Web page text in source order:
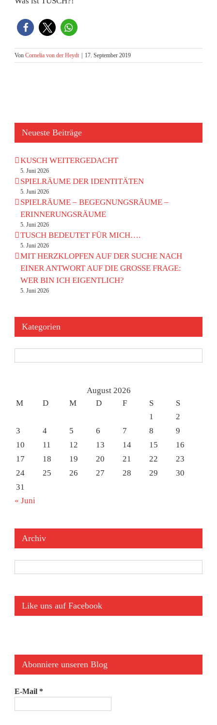
Von Cornelia von der Heydt 17. September 2019
Neueste Beiträge
KUSCH WEITERGEDACHT
5. Juni 2026
SPIELRÄUME DER IDENTITÄTEN
5. Juni 2026
SPIELRÄUME – BEGEGNUNGSRÄUME –
ERINNERUNGSRÄUME
5. Juni 2026
TUSCH BEDEUTET FÜR MICH….
5. Juni 2026
MIT HERZKLOPFEN AUF DER SUCHE NACH
EINER ANTWORT AUF DIE GROSSE FRAGE:
WER BIN ICH EIGENTLICH?
5. Juni 2026
Kategorien
August 2026
M
D M D F S
S
1
2
3
4 5 6 7 8
9
10
11 12 13 14 15
16
17
18 19 20 21 22
23
24
25 26 27 28 29
30
31
« Juni
Archiv
Like uns auf Facebook
Abonniere unseren Blog
E-Mail *